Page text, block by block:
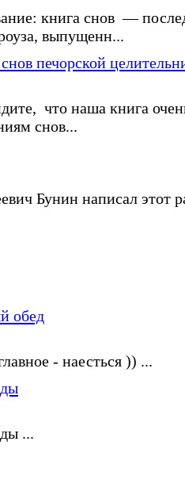
книга снов —
выпущенн...
снов печорской
что наша книга
снов...
Бунин написал этот
обед
- наесться )) ...
...